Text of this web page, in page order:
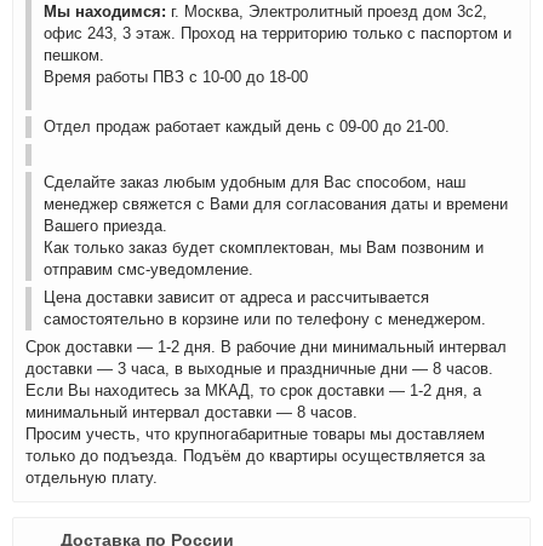
Мы находимся: г. Москва, Электролитный проезд дом 3с2,
офис 243, 3 этаж. Проход на территорию только с паспортом и
пешком.
Время работы ПВЗ с 10-00 до 18-00
Отдел продаж работает каждый день с 09-00 до 21-00.
Сделайте заказ любым удобным для Вас способом, наш
менеджер свяжется с Вами для согласования даты и времени
Вашего приезда.
Как только заказ будет скомплектован, мы Вам позвоним и
отправим смс-уведомление.
Цена доставки зависит от адреса и рассчитывается
самостоятельно в корзине или по телефону с менеджером.
Срок доставки — 1-2 дня. В рабочие дни минимальный интервал
доставки — 3 часа, в выходные и праздничные дни — 8 часов.
Если Вы находитесь за МКАД, то срок доставки — 1-2 дня, а
минимальный интервал доставки — 8 часов.
Просим учесть, что крупногабаритные товары мы доставляем
только до подъезда. Подъём до квартиры осуществляется за
отдельную плату.
Доставка по России